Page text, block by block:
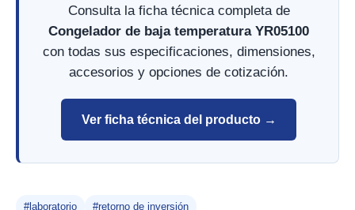
Consulta la ficha técnica completa de
Congelador de baja temperatura YR05100
con todas sus especificaciones, dimensiones,
accesorios y opciones de cotización.
Ver ficha técnica del producto →
#laboratorio #retorno de inversión